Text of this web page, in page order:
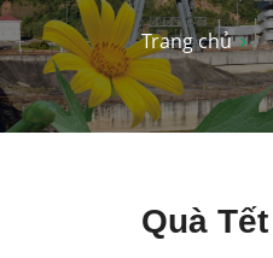
Trang chủ
Quà